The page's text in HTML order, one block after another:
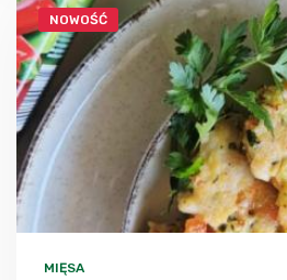
NOWOŚĆ
MIĘSA